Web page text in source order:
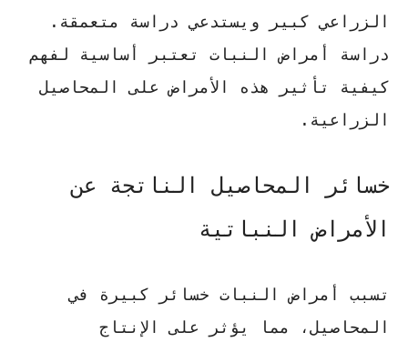
الزراعي كبير ويستدعي دراسة متعمقة.
دراسة أمراض النبات تعتبر أساسية لفهم
كيفية تأثير هذه الأمراض على المحاصيل
الزراعية.
خسائر المحاصيل الناتجة عن
الأمراض النباتية
تسبب أمراض النبات خسائر كبيرة في
المحاصيل، مما يؤثر على الإنتاج